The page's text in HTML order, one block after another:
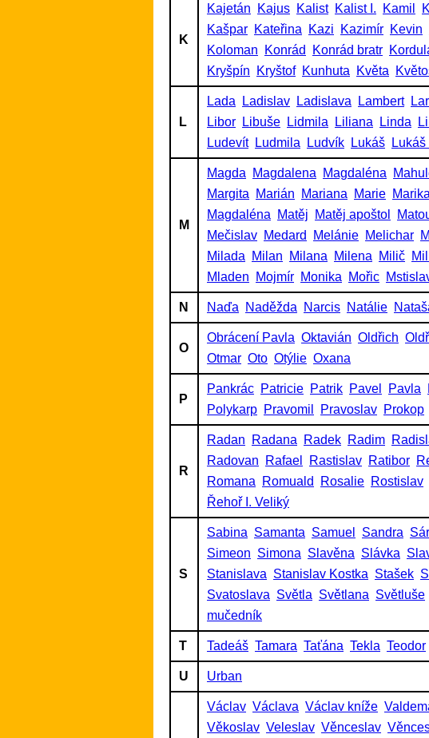
K
Kajetán Kajus Kalist Kalist I. Kamil
Kašpar Kateřina Kazi Kazimír Kevin
Koloman
Konrád Konrád bratr
Kryšpín
Kryštof Kunhuta Květa
L
Lada Ladislav Ladislava Lambert
Libor
Libuše Lidmila Liliana Linda
Ludevít
Ludmila Ludvík Lukáš
M
Magda Magdalena Magdaléna
Margita
Marián Mariana Marie Marika
Magdaléna
Matěj Matěj apoštol
Mečislav Medard Melánie Melichar
Milada
Milan Milana Milena Milič
Mladen
Mojmír Monika Mořic
N Naďa Naděžda Narcis Natálie
O
Obrácení Pavla Oktavián Oldřich
Otmar Oto Otýlie Oxana
P
Pankrác Patricie Patrik Pavel Pavla
Polykarp Pravomil Pravoslav Prokop
R
Radan Radana Radek Radim
Radovan
Rafael Rastislav Ratibor
Romana
Romuald Rosalie Rostislav
Řehoř I. Veliký
S
Sabina Samanta Samuel Sandra
Simeon Simona Slavěna Slávka
Stanislava Stanislav Kostka Stašek
Svatoslava Světla Světlana Světluše
mučedník
T Tadeáš Tamara Taťána Tekla Teodor
U Urban
Václav Václava Václav kníže
Věkoslav Veleslav Věnceslav